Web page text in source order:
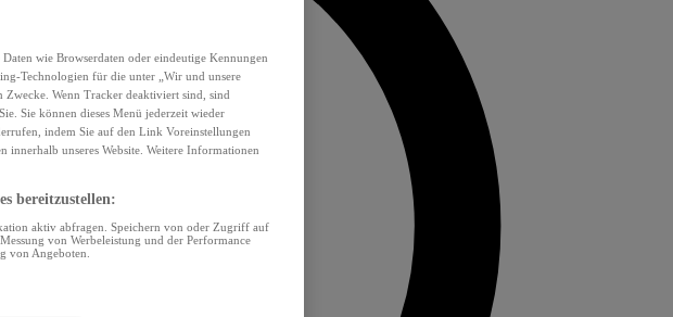
wie Browserdaten oder eindeutige Kennungen
Technologien für die unter „Wir und unsere
Zwecke. Wenn Tracker deaktiviert sind, sind
Sie können dieses Menü jederzeit wieder
indem Sie auf den Link Voreinstellungen
innerhalb unseres Website. Weitere Informationen
bereitzustellen:
aktiv abfragen. Speichern von oder Zugriff auf
von Werbeleistung und der Performance
von Angeboten.